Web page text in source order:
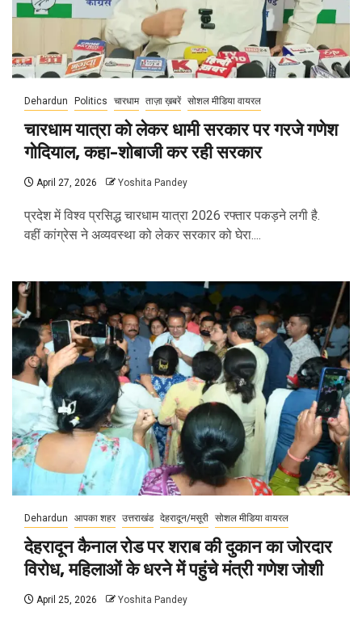
Dehardun Politics चारधाम ताज़ा ख़बरें सोशल मीडिया वायरल
चारधाम यात्रा को लेकर धामी सरकार पर गरजे गणेश
गोदियाल, कहा-शोबाजी कर रही सरकार
April 27, 2026 Yoshita Pandey
प्रदेश में विश्व प्रसिद्ध चारधाम यात्रा 2026 रफ्तार पकड़ने लगी है.
वहीं कांग्रेस ने अव्यवस्था को लेकर सरकार को घेरा....
Dehardun आपका शहर उत्तराखंड देहरादून/मसूरी सोशल मीडिया वायरल
देहरादून कैनाल रोड पर शराब की दुकान का जोरदार
विरोध, महिलाओं के धरने में पहुंचे मंत्री गणेश जोशी
April 25, 2026 Yoshita Pandey